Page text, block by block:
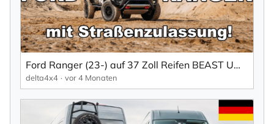
Ford Ranger (23-) auf 37 Zoll Reifen BEAST Umbau delta4x4
delta4x4 vor 4 Monaten